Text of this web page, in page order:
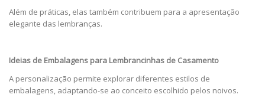
Além de práticas, elas também contribuem para a apresentação
elegante das lembranças.
Ideias de Embalagens para Lembrancinhas de Casamento
A personalização permite explorar diferentes estilos de
embalagens, adaptando-se ao conceito escolhido pelos noivos.